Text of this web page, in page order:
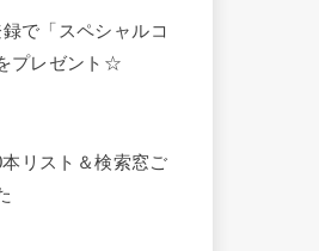
録で「スペシャルコ
プレゼント☆
リスト＆検索窓ご